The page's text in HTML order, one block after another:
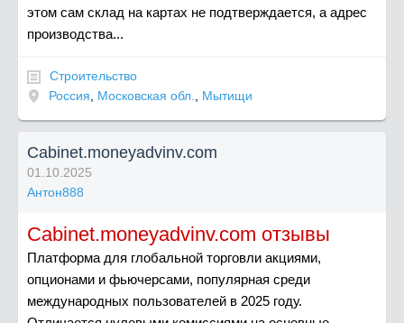
этом сам склад на картах не подтверждается, а адрес
производства...
Строительство
Россия
Московская обл. Мытищи
Cabinet.moneyadvinv.com
01.10.2025
Антон888
Cabinet.moneyadvinv.com отзывы
Платформа для глобальной торговли акциями,
опционами и фьючерсами, популярная среди
международных пользователей в 2025 году.